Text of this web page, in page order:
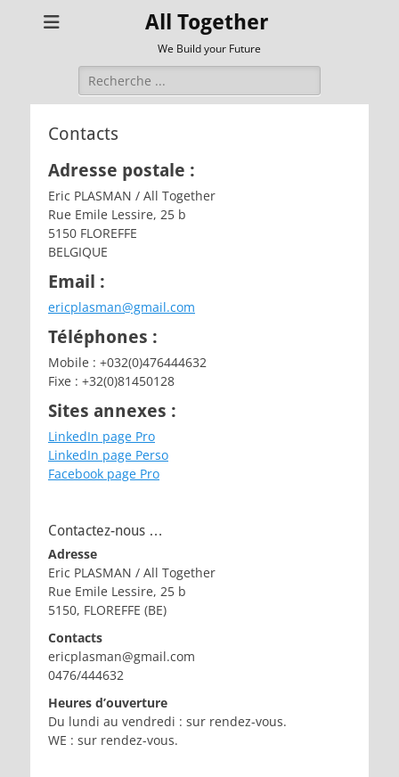
All Together
We Build your Future
Rechercher :
Contacts
Adresse postale :
Eric PLASMAN / All Together
Rue Emile Lessire, 25 b
5150 FLOREFFE
BELGIQUE
Email :
ericplasman@gmail.com
Téléphones :
Mobile : +032(0)476444632
Fixe : +32(0)81450128
Sites annexes :
LinkedIn page Pro
LinkedIn page Perso
Facebook page Pro
Contactez-nous …
Adresse
Eric PLASMAN / All Together
Rue Emile Lessire, 25 b
5150, FLOREFFE (BE)
Contacts
ericplasman@gmail.com
0476/444632
Heures d’ouverture
Du lundi au vendredi : sur rendez-vous.
WE : sur rendez-vous.